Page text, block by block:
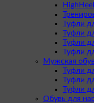
Туфли
Туфли
Туфли
Туфли
Мужская
Туфли
Туфли
Туфли
Обувь для